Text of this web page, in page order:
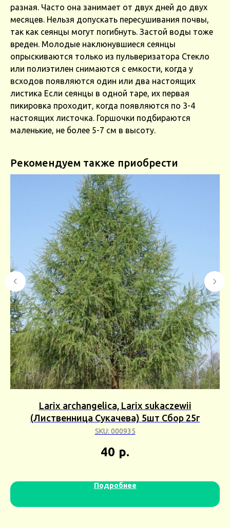
разная. Часто она занимает от двух дней до двух
месяцев. Нельзя допускать пересушивания почвы,
так как сеянцы могут погибнуть. Застой воды тоже
вреден. Молодые наклюнувшиеся сеянцы
опрыскиваются только из пульверизатора Стекло
или полиэтилен снимаются с емкости, когда у
всходов появляются один или два настоящих
листика Если сеянцы в одной таре, их первая
пикировка проходит, когда появляются по 3-4
настоящих листочка. Горшочки подбираются
маленькие, не более 5-7 см в высоту.
Рекомендуем также приобрести
Lаrix archangelica, Lаrix sukaczewii
(Лиственница Сукачева) 5шт Сбор 25г
SKU: 000935
40 р.
Подробнее